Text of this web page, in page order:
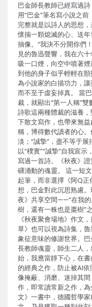
巴金師長教師已經寫過
用“巴金”筆名寫小說之前
完整就是以詩人的思想
懷揣一顆熄滅的心、送
抽像。“我決不分開你們
見的魯迅聲響，我在六
吸一口煙，向空中噴著
到他的身子似乎輕輕在
為小說家的白描功力，
而不至于虛妄掉真。 當
裁，就顯出“第一人稱”
詩歌這兩種體裁的滋養
下散文寫作，也帶來無
稱，博得數代讀者的心
淡；“誠摯”，盡不等于
以“樸實”“誠摯”自我宣
寫過一首詩。《秋夜》
礴涌動的魂靈。 這一短
起筆，而非選擇《阿Q
想，巴金對此沉思熟慮
夜》共享空間——“在我
樹，還有一株也是棗樹”
《秋夜聚會場地》作文
草》也可以視為詩集，
象征意味的修謝世界。
長教師魂靈，師生二人
始，我應當靜下心，在
的經典之作，防止被AI
像掩蔽、消磨、迷掉其
作，即常讀常新之作，
文》一書中，德國哲學